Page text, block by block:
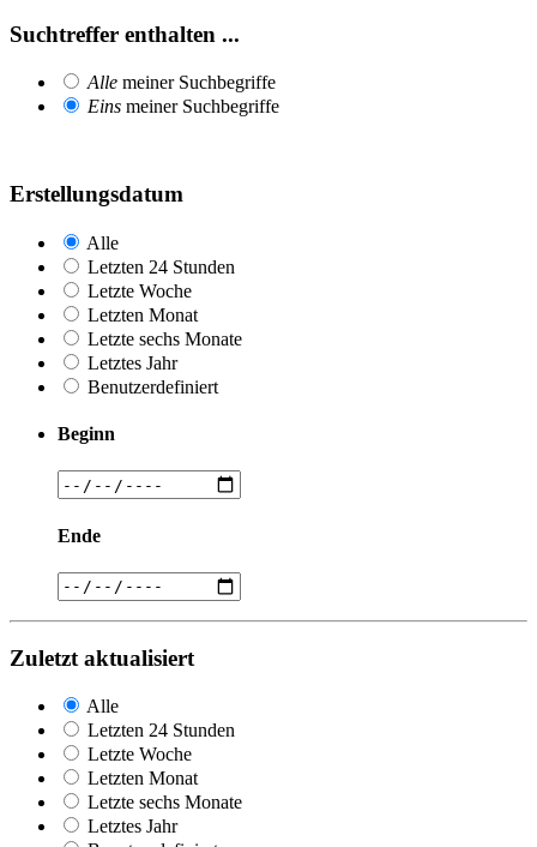
Suchtreffer enthalten ...
Alle meiner Suchbegriffe
Eins meiner Suchbegriffe
Erstellungsdatum
Alle
Letzten 24 Stunden
Letzte Woche
Letzten Monat
Letzte sechs Monate
Letztes Jahr
Benutzerdefiniert
Beginn
Ende
Zuletzt aktualisiert
Alle
Letzten 24 Stunden
Letzte Woche
Letzten Monat
Letzte sechs Monate
Letztes Jahr